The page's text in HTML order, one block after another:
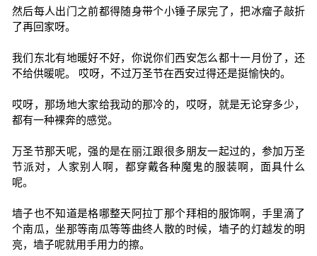
然后每人出门之前都得随身带个小锤子尿完了，把冰瘤子敲折
了再回家呀。
我们东北有地暖好不好，你说你们西安怎么都十一月份了，还
不给供暖呢。 哎呀，不过万圣节在西安过得还是挺愉快的。
哎呀，那场地大家给我动的那冷的，哎呀，就是无论穿多少，
都有一种裸奔的感觉。
万圣节那天呢，强的是在丽江跟很多朋友一起过的，参加万圣
节派对，人家别人啊，都穿戴各种魔鬼的服装啊，面具什么
呢。
墙子也不知道是格哪整天阿拉丁那个拜相的服饰啊，手里滴了
个南瓜，坐那等南瓜等等曲终人散的时候，墙子的灯越发的明
亮，墙子呢就用手用力的擦。